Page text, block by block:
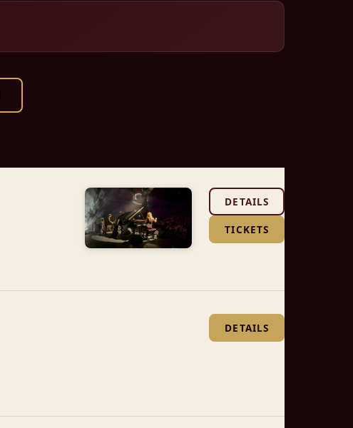
DETAILS
TICKETS
DETAILS